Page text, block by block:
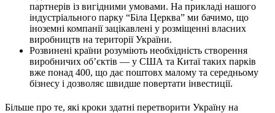
партнерів із вигідними умовами. На прикладі нашого
індустріального парку “Біла Церква” ми бачимо, що
іноземні компанії зацікавлені у розміщенні власних
виробництв на території України.
Розвинені країни розуміють необхідність створення
виробничих об’єктів — у США та Китаї таких парків
вже понад 400, що дає поштовх малому та середньому
бізнесу і дозволяє швидше повертати інвестиції.
Більше про те, які кроки здатні перетворити Україну на